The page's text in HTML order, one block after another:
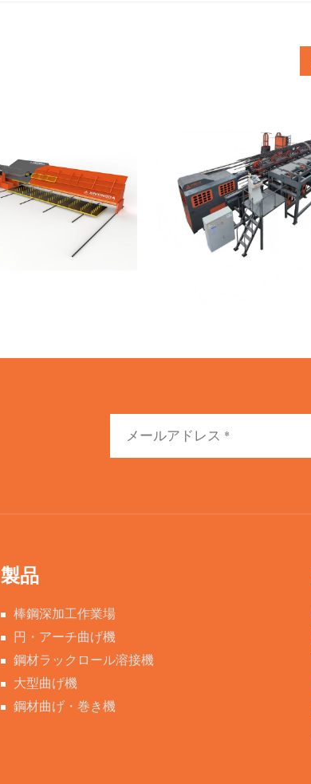
製品
棒鋼深加工作業場
円・アーチ曲げ機
鋼材ラックロール溶接機
大型曲げ機
鋼材曲げ・巻き機